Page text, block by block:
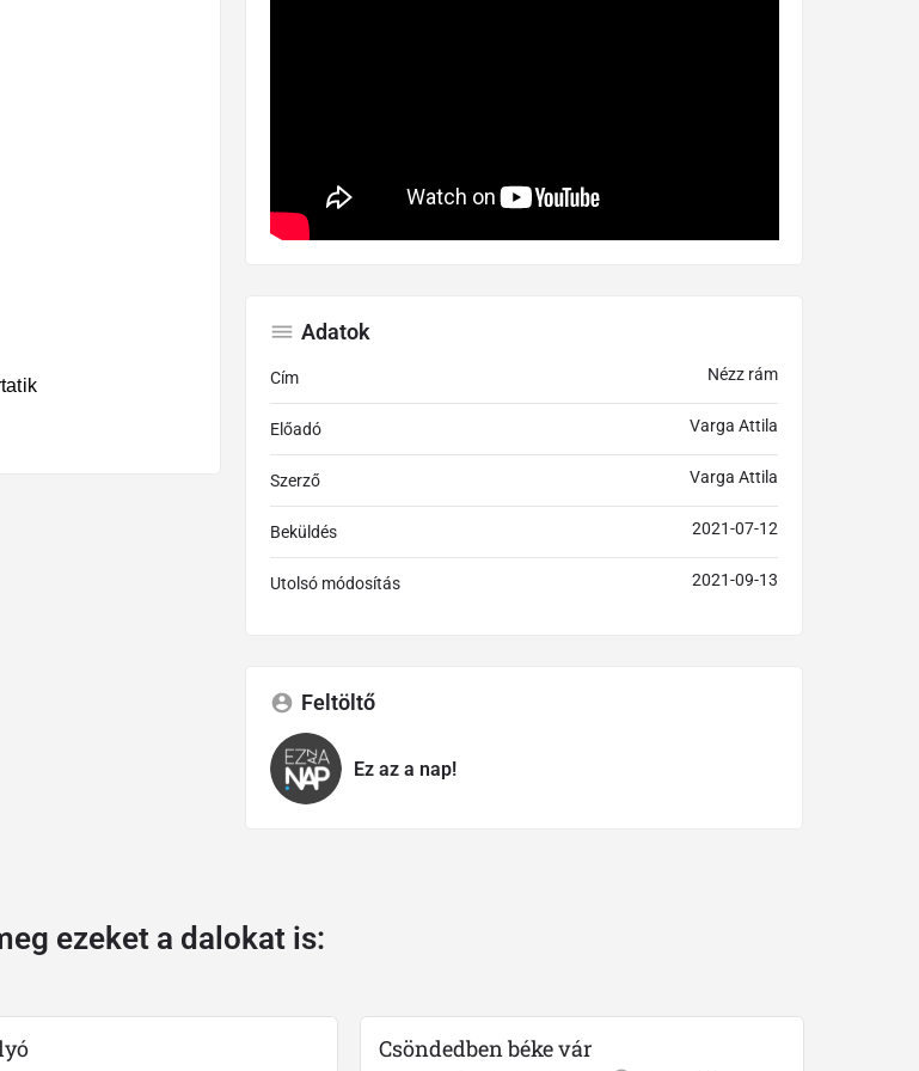
Adatok
Cím Nézz rám
Előadó Varga Attila
Szerző Varga Attila
Beküldés 2021-07-12
Utolsó módosítás 2021-09-13
Feltöltő
Ez az a nap!
ezeket a dalokat is:
Csöndedben béke vár